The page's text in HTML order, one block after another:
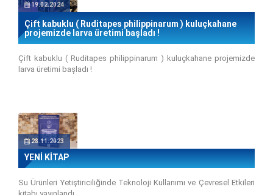
19.02.2024
Çift kabuklu ( Ruditapes philippinarum ) kuluçkahane
projemizde larva üretimi başladı !
Çift kabuklu ( Ruditapes philippinarum ) kuluçkahane projemizde
larva üretimi başladı !
28.11.2023
YENİ KİTAP
Su Ürünleri Yetiştiriciliğinde Teknoloji Kullanımı ve Çevresel Etkileri